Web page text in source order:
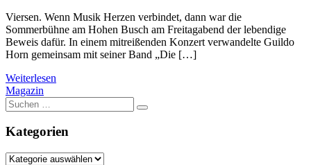
Viersen. Wenn Musik Herzen verbindet, dann war die
Sommerbühne am Hohen Busch am Freitagabend der lebendige
Beweis dafür. In einem mitreißenden Konzert verwandelte Guildo
Horn gemeinsam mit seiner Band „Die […]
Weiterlesen
Magazin
Suche
nach:
Kategorien
Kategorien